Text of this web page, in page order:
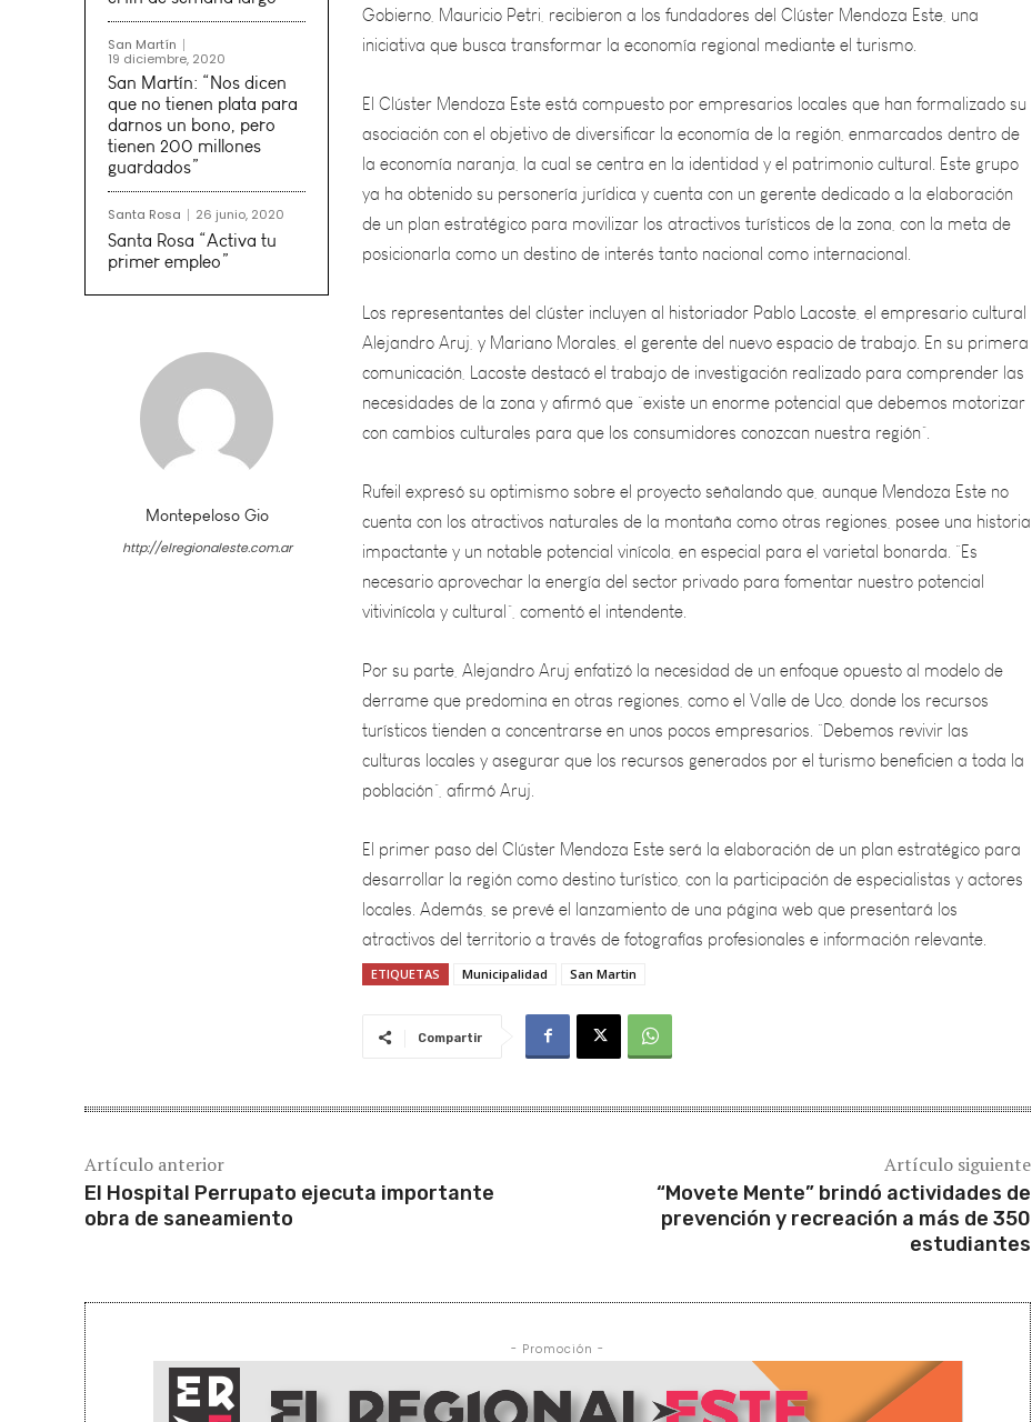
San Martín
19 diciembre, 2020
San Martín: “Nos dicen
que no tienen plata para
darnos un bono, pero
tienen 200 millones
guardados”
Santa Rosa 26 junio, 2020
Santa Rosa “Activa tu
primer empleo”
Montepeloso Gio
http://elregionaleste.com.ar
El Clúster Mendoza Este está compuesto por empresarios locales que han formalizado su
asociación con el objetivo de diversificar la economía de la región, enmarcados dentro de
la economía naranja, la cual se centra en la identidad y el patrimonio cultural. Este grupo
ya ha obtenido su personería jurídica y cuenta con un gerente dedicado a la elaboración
de un plan estratégico para movilizar los atractivos turísticos de la zona, con la meta de
posicionarla como un destino de interés tanto nacional como internacional.
Los representantes del clúster incluyen al historiador Pablo Lacoste, el empresario cultural
Alejandro Aruj, y Mariano Morales, el gerente del nuevo espacio de trabajo. En su primera
comunicación, Lacoste destacó el trabajo de investigación realizado para comprender las
necesidades de la zona y afirmó que “existe un enorme potencial que debemos motorizar
con cambios culturales para que los consumidores conozcan nuestra región”.
Rufeil expresó su optimismo sobre el proyecto señalando que, aunque Mendoza Este no
cuenta con los atractivos naturales de la montaña como otras regiones, posee una historia
impactante y un notable potencial vinícola, en especial para el varietal bonarda. “Es
necesario aprovechar la energía del sector privado para fomentar nuestro potencial
vitivinícola y cultural”, comentó el intendente.
Por su parte, Alejandro Aruj enfatizó la necesidad de un enfoque opuesto al modelo de
derrame que predomina en otras regiones, como el Valle de Uco, donde los recursos
turísticos tienden a concentrarse en unos pocos empresarios. “Debemos revivir las
culturas locales y asegurar que los recursos generados por el turismo beneficien a toda la
población”, afirmó Aruj.
El primer paso del Clúster Mendoza Este será la elaboración de un plan estratégico para
desarrollar la región como destino turístico, con la participación de especialistas y actores
locales. Además, se prevé el lanzamiento de una página web que presentará los
atractivos del territorio a través de fotografías profesionales e información relevante.
ETIQUETAS Municipalidad San Martin
Compartir
Artículo anterior
El Hospital Perrupato ejecuta importante
obra de saneamiento
Artículo siguiente
“Movete Mente” brindó actividades de
prevención y recreación a más de 350
estudiantes
- Promoción -